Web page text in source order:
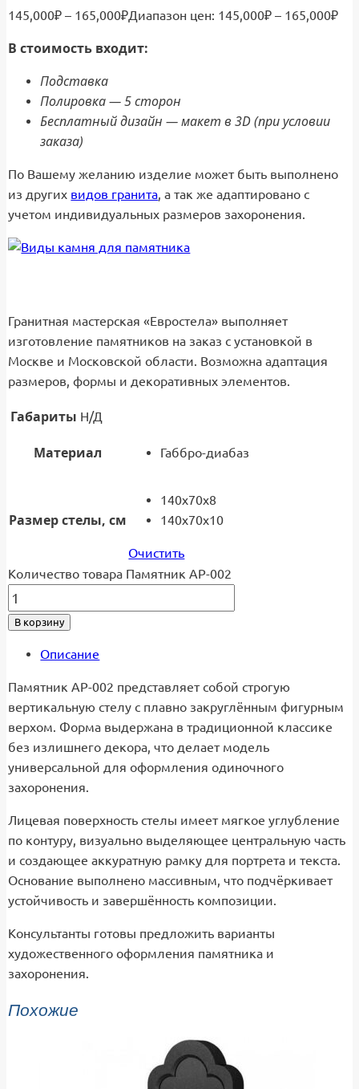
145,000₽ – 165,000₽Диапазон цен: 145,000₽ – 165,000₽
В стоимость входит:
Подставка
Полировка — 5 сторон
Бесплатный дизайн — макет в 3D (при условии
заказа)
По Вашему желанию изделие может быть выполнено
из других видов гранита, а так же адаптировано с
учетом индивидуальных размеров захоронения.
Гранитная мастерская «Евростела» выполняет
изготовление памятников на заказ с установкой в
Москве и Московской области. Возможна адаптация
размеров, формы и декоративных элементов.
Габариты Н/Д
Материал Габбро-диабаз
Размер стелы, см
140x70x8
140x70x10
Очистить
Количество товара Памятник АР-002
В корзину
Описание
Памятник АР-002 представляет собой строгую
вертикальную стелу с плавно закруглённым фигурным
верхом. Форма выдержана в традиционной классике
без излишнего декора, что делает модель
универсальной для оформления одиночного
захоронения.
Лицевая поверхность стелы имеет мягкое углубление
по контуру, визуально выделяющее центральную часть
и создающее аккуратную рамку для портрета и текста.
Основание выполнено массивным, что подчёркивает
устойчивость и завершённость композиции.
Консультанты готовы предложить варианты
художественного оформления памятника и
захоронения.
Похожие